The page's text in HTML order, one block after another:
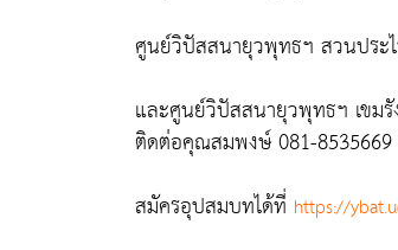
ศูนย์วิปัสสนายุวพุทธฯ สวนประ
และศูนย์วิปัสสนายุวพุทธฯ เขม
ติดต่อคุณสมพงษ์ 081-8535669
สมัครอุปสมบทได้ที่ https://